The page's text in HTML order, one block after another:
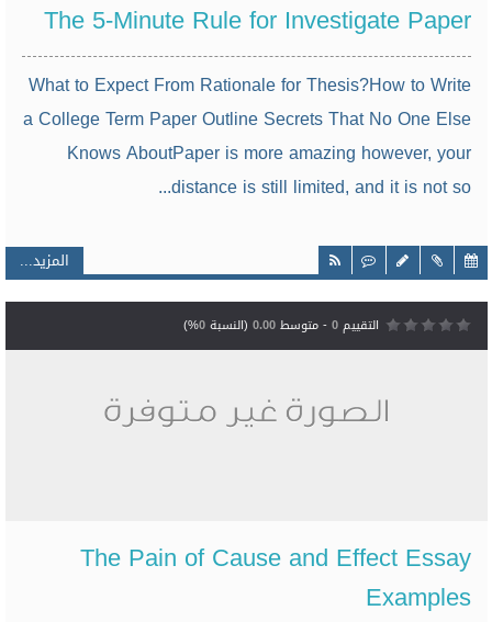
The 5-Minute Rule for Investigate Paper
What to Expect From Rationale for Thesis?How to Write
a College Term Paper Outline Secrets That No One Else
Knows AboutPaper is more amazing however, your
distance is still limited, and it is not so...
المزيد...
The Pain of Cause and Effect Essay
Examples
التقييم0- متوسط0.00(النسبة0
%)